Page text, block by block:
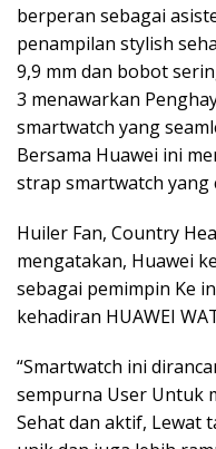
berperan sebagai
penampilan stylish
9,9 mm dan bobot
3 menawarkan
smartwatch yang
Bersama Huawei ini
strap smartwatch yang
Huiler Fan, Country
mengatakan, Huawei
sebagai pemimpin Ke
kehadiran HUAWEI
“Smartwatch ini
sempurna User Untuk
Sehat dan aktif, Lewat